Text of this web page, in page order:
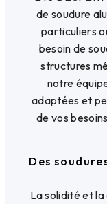
de soudure
particuliers
besoin de
structures
notre
adaptées et
de vos
Des
La solidité et la